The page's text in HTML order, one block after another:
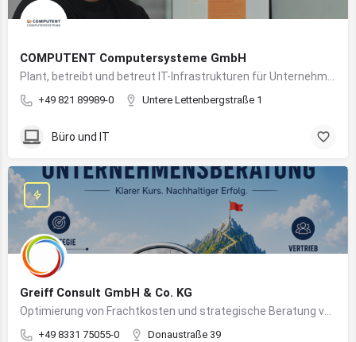
COMPUTENT Computersysteme GmbH
+49 821 89989-0 Untere Lettenbergstraße 1
Büro und IT
Greiff Consult GmbH & Co. KG
+49 8331 75055-0 Donaustraße 39